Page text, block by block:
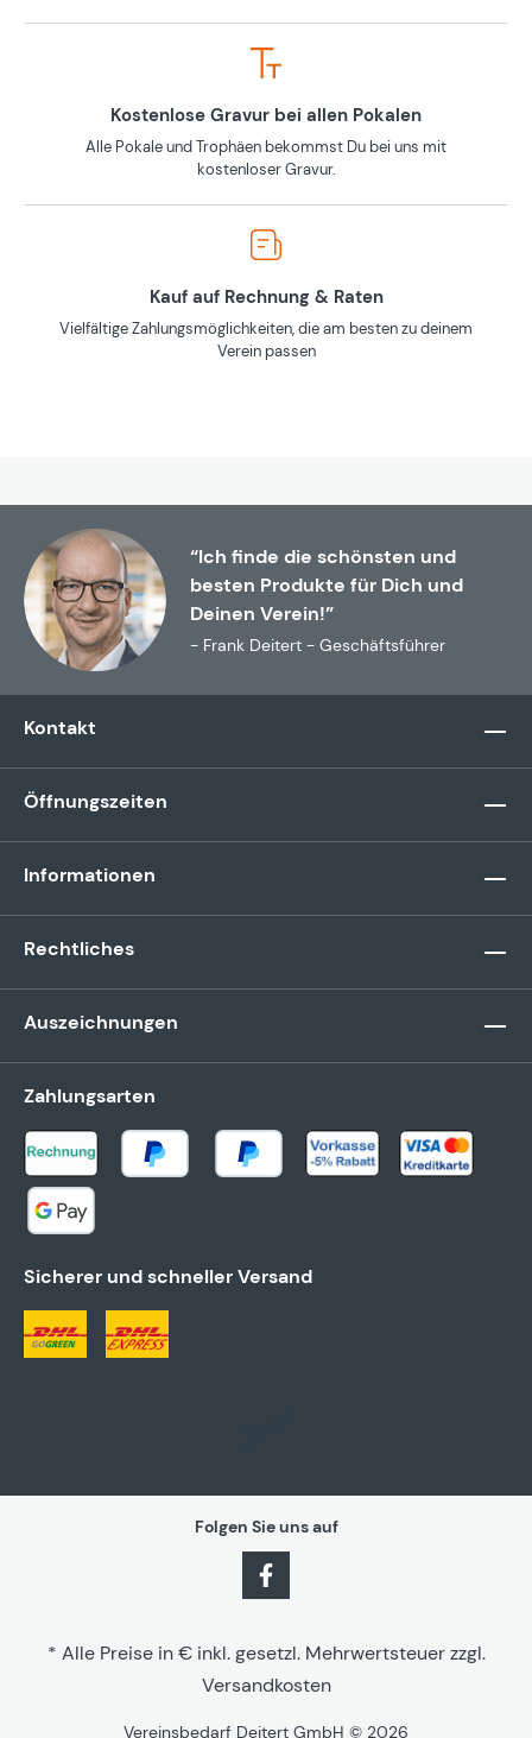
Kostenlose Gravur bei allen Pokalen
Alle Pokale und Trophäen bekommst Du bei uns mit
kostenloser Gravur.
Kauf auf Rechnung & Raten
Vielfältige Zahlungsmöglichkeiten, die am besten zu deinem
Verein passen
“Ich finde die schönsten und
besten Produkte für Dich und
Deinen Verein!”
- Frank Deitert - Geschäftsführer
Kontakt
Öffnungszeiten
Informationen
Rechtliches
Auszeichnungen
Zahlungsarten
Sicherer und schneller Versand
Folgen Sie uns auf
* Alle Preise in € inkl. gesetzl. Mehrwertsteuer zzgl.
Versandkosten
Vereinsbedarf Deitert GmbH © 2026